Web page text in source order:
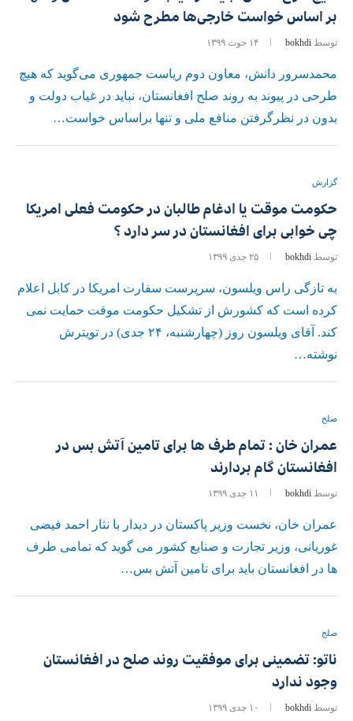
بر اساس خواست خارجی‌ها مطرح شود
توسط bokhdi ۱۴ حوت ۱۳۹۹
محمدسرور دانش، معاون دوم ریاست جمهوری می‌گوید که هیچ
طرحی در پیوند به روند صلح افغانستان، نباید در غیاب دولت و
بدون در نظرگرفتن منافع ملی و تنها براساس خواست…
گزارش
حکومت موقت یا ادغام طالبان در حکومت فعلی امریکا
چی خوابی برای افغانستان در سر دارد ؟
توسط bokhdi ۲۵ جدی ۱۳۹۹
به تازگی راس ویلسون، سرپرست سفارت امریکا در کابل اعلام
کرده است که کشورش از تشکیل حکومت موقت حمایت نمی
کند. آقای ویلسون روز (چهارشنبه، ۲۴ جدی) در تویترش
نوشته…
صلح
عمران خان : تمام طرف ها برای تامین آتش بس در
افغانستان گام بردارند
توسط bokhdi ۱۱ جدی ۱۳۹۹
عمران خان، نخست وزیر پاکستان در دیدار با نثار احمد فیضی
غوریانی، وزیر تجارت و صنایع کشور می گوید که تمامی طرف
ها در افغانستان باید برای تامین آتش بس…
صلح
ناتو: تضمینی برای موفقیت روند صلح در افغانستان
وجود ندارد
توسط bokhdi ۱۰ جدی ۱۳۹۹